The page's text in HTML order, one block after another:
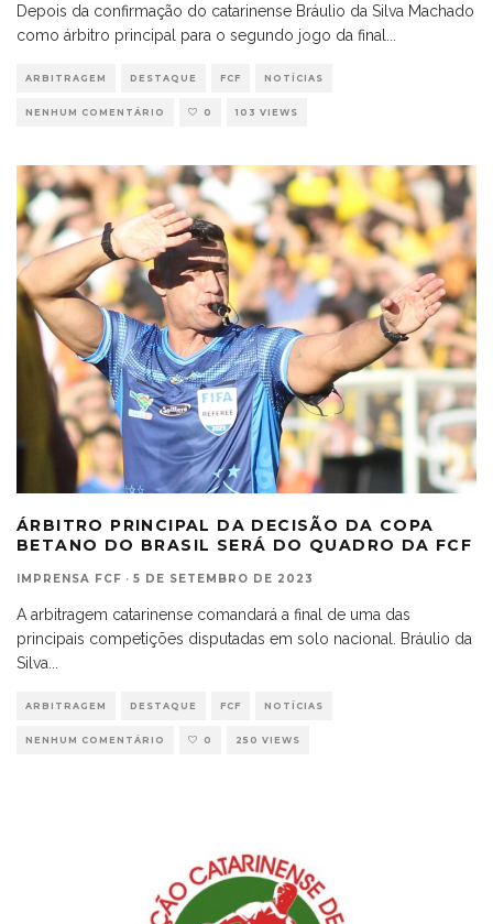
Depois da confirmação do catarinense Bráulio da Silva Machado
como árbitro principal para o segundo jogo da final
ARBITRAGEM DESTAQUE FCF NOTÍCIAS
NENHUM COMENTÁRIO 0 103 VIEWS
ÁRBITRO PRINCIPAL DA DECISÃO DA COPA
BETANO DO BRASIL SERÁ DO QUADRO DA FCF
IMPRENSA FCF · 5 DE SETEMBRO DE 2023
A arbitragem catarinense comandará a final de uma das
principais competições disputadas em solo nacional. Bráulio da
Silva
ARBITRAGEM DESTAQUE FCF NOTÍCIAS
NENHUM COMENTÁRIO 0 250 VIEWS